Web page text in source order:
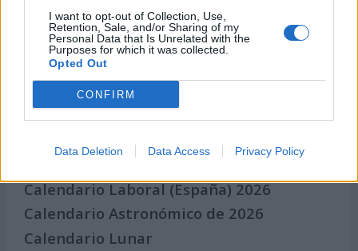
I want to opt-out of Collection, Use,
Retention, Sale, and/or Sharing of my
Personal Data that Is Unrelated with the
Purposes for which it was collected.
Opted Out
CONFIRM
Data Deletion Data Access Privacy Policy
¿Qué día crearías tu?
Calendarios
Calendario Laboral por municipios
Calendario Laboral (España) 2026
Calendario Astronómico de 2026
Calendario Lunar